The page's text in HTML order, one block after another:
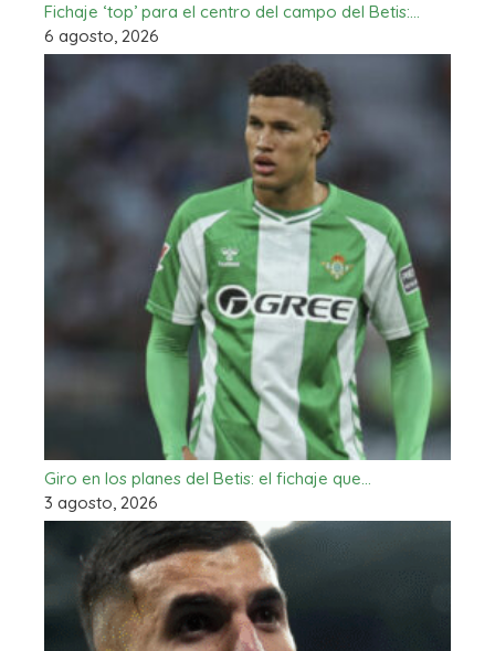
Fichaje ‘top’ para el centro del campo del Betis:…
6 agosto, 2026
Giro en los planes del Betis: el fichaje que…
3 agosto, 2026